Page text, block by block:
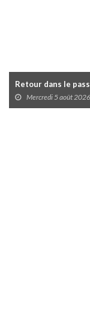
Retour dans le
Mercredi 5 août 2026